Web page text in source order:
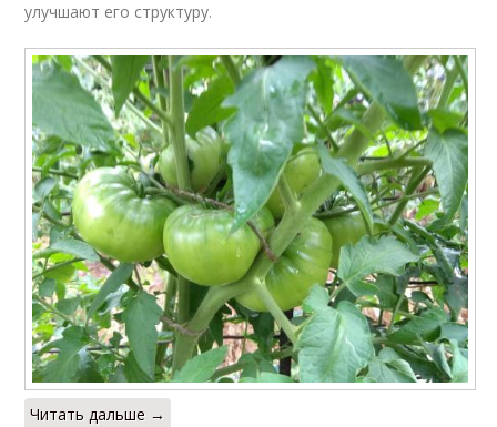
улучшают его структуру.
Читать дальше →